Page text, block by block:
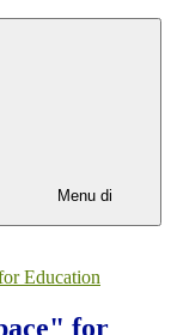
Menu di
Education
for